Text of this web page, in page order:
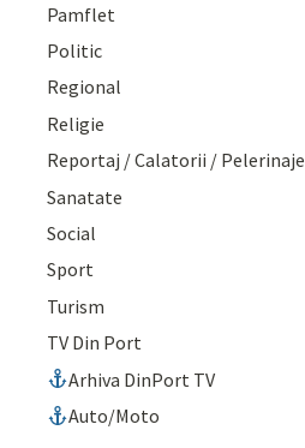
Pamflet
Politic
Regional
Religie
Reportaj / Calatorii / Pelerinaje
Sanatate
Social
Sport
Turism
TV Din Port
Arhiva DinPort TV
Auto/Moto